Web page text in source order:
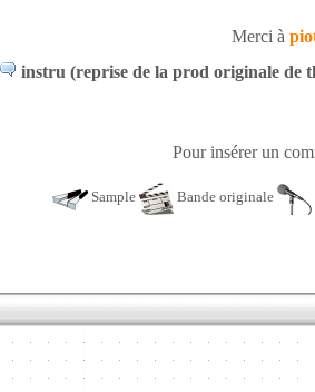
Merci à
instru (reprise de la prod originale de
Pour insérer un
Sample Bande originale